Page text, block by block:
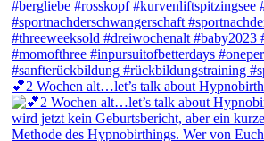
💕2 Wochen alt…let’s talk about